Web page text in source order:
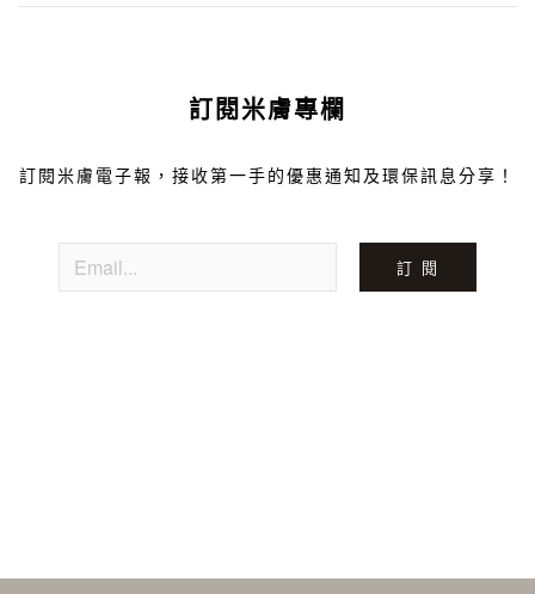
訂閱米膚專欄
訂閱米膚電子報，接收第一手的優惠通知及環保訊息分享！
訂 閱